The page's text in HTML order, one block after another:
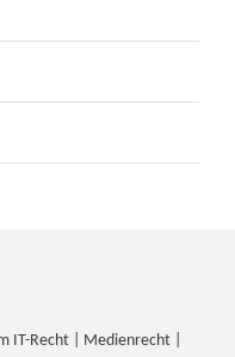
IT-Recht | Medienrecht |